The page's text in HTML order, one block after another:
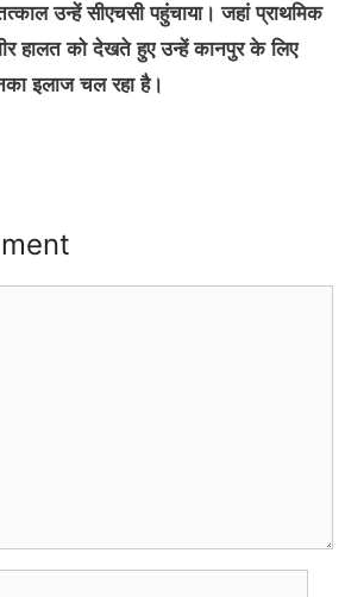
उन्हें सीएचसी पहुंचाया। जहां प्राथमिक
हालत को देखते हुए उन्हें कानपुर के लिए
इलाज चल रहा है।